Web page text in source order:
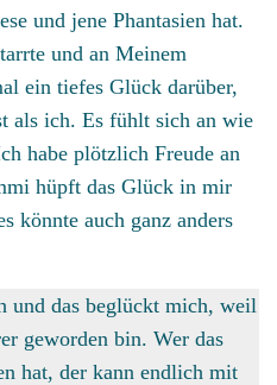
und jene Phantasien hat.
und an Meinem
ein tiefes Glück darüber,
als ich. Es fühlt sich an wie
habe plötzlich Freude an
hüpft das Glück in mir
könnte auch ganz anders
und das beglückt mich, weil
geworden bin. Wer das
hat, der kann endlich mit